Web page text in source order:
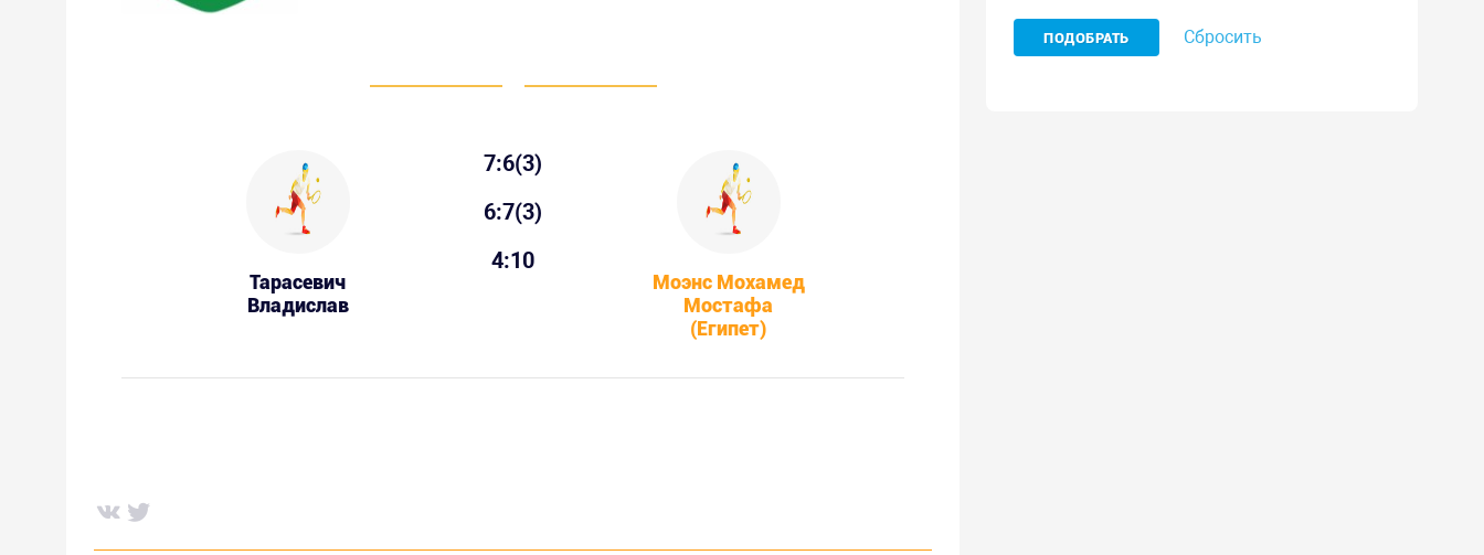
Сбросить
Тарасевич
Владислав
7:6(3)
6:7(3)
4:10
Моэнс Мохамед
Мостафа
(Египет)